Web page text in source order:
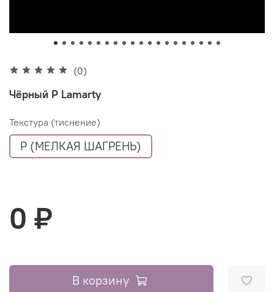
(0)
Чёрный P Lamarty
Текстура (тиснение)
P (МЕЛКАЯ ШАГРЕНЬ)
0 ₽
В корзину